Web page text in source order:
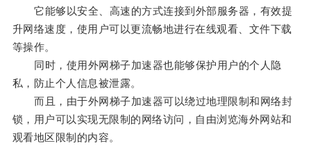
它能够以安全、高速的方式连接到外部服务器，有效提
升网络速度，使用户可以更流畅地进行在线观看、文件下载
等操作。
同时，使用外网梯子加速器也能够保护用户的个人隐
私，防止个人信息被泄露。
而且，由于外网梯子加速器可以绕过地理限制和网络封
锁，用户可以实现无限制的网络访问，自由浏览海外网站和
观看地区限制的内容。